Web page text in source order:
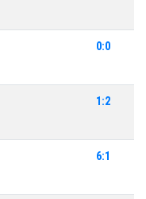
0:0
1:2
6:1